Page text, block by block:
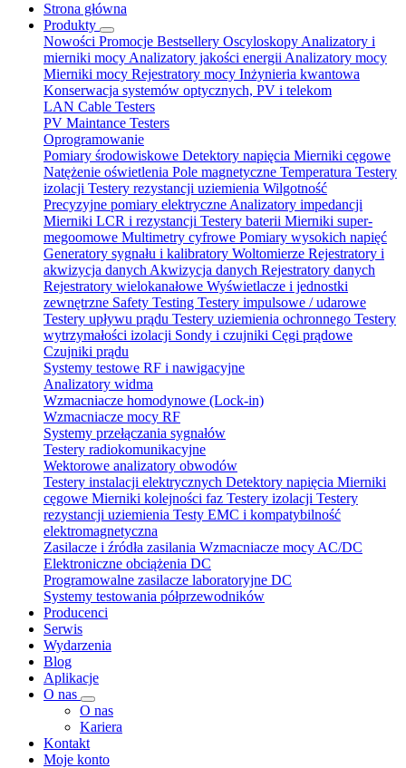
Strona główna
Produkty
Nowości Promocje Bestsellery Oscyloskopy Analizatory i
mierniki mocy Analizatory jakości energii Analizatory mocy
Mierniki mocy Rejestratory mocy Inżynieria kwantowa
Konserwacja systemów optycznych, PV i telekom
LAN Cable Testers
PV Maintance Testers
Oprogramowanie
Pomiary środowiskowe Detektory napięcia Mierniki cęgowe
Natężenie oświetlenia Pole magnetyczne Temperatura Testery
izolacji Testery rezystancji uziemienia Wilgotność
Precyzyjne pomiary elektryczne Analizatory impedancji
Mierniki LCR i rezystancji Testery baterii Mierniki super-
megoomowe Multimetry cyfrowe Pomiary wysokich napięć
Generatory sygnału i kalibratory Woltomierze Rejestratory i
akwizycja danych Akwizycja danych Rejestratory danych
Rejestratory wielokanałowe Wyświetlacze i jednostki
zewnętrzne Safety Testing Testery impulsowe / udarowe
Testery upływu prądu Testery uziemienia ochronnego Testery
wytrzymałości izolacji Sondy i czujniki Cęgi prądowe
Czujniki prądu
Systemy testowe RF i nawigacyjne
Analizatory widma
Wzmacniacze homodynowe (Lock‑in)
Wzmacniacze mocy RF
Systemy przełączania sygnałów
Testery radiokomunikacyjne
Wektorowe analizatory obwodów
Testery instalacji elektrycznych Detektory napięcia Mierniki
cęgowe Mierniki kolejności faz Testery izolacji Testery
rezystancji uziemienia Testy EMC i kompatybilność
elektromagnetyczna
Zasilacze i źródła zasilania Wzmacniacze mocy AC/DC
Elektroniczne obciążenia DC
Programowalne zasilacze laboratoryjne DC
Systemy testowania półprzewodników
Producenci
Serwis
Wydarzenia
Blog
Aplikacje
O nas
O nas
Kariera
Kontakt
Moje konto